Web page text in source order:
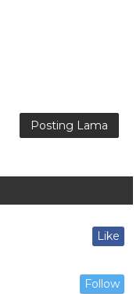
Posting Lama
Like
Follow